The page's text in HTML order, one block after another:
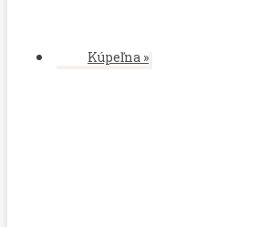
Kúpeľna »